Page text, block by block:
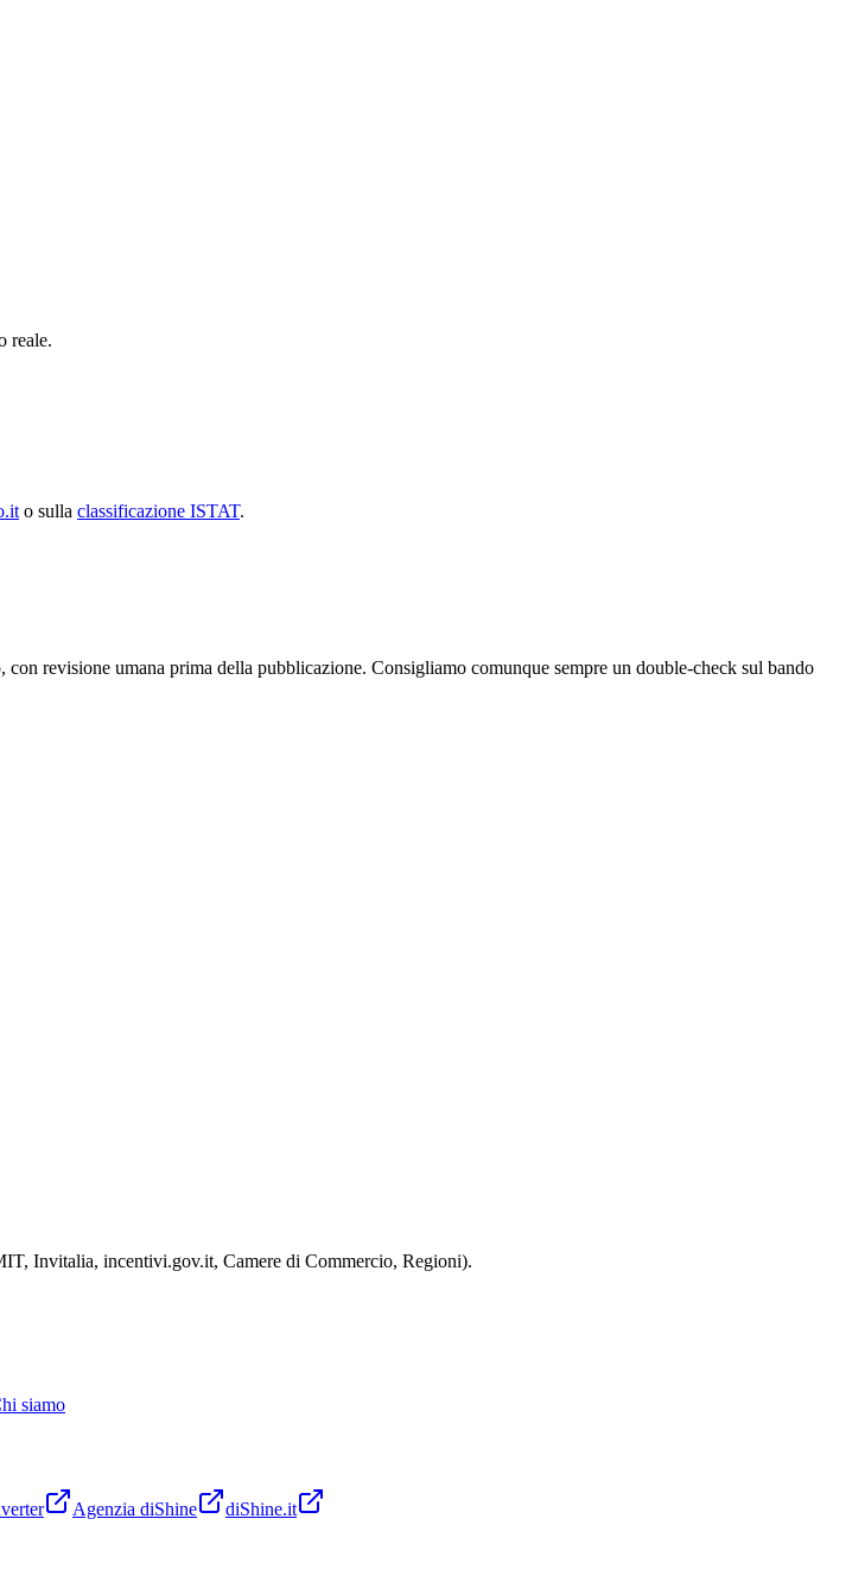
reale.
o sulla classificazione ISTAT.
revisione umana prima della pubblicazione. Consigliamo comunque sempre un double-check sul bando
Invitalia, incentivi.gov.it, Camere di Commercio, Regioni).
siamo
Agenzia diShine diShine.it